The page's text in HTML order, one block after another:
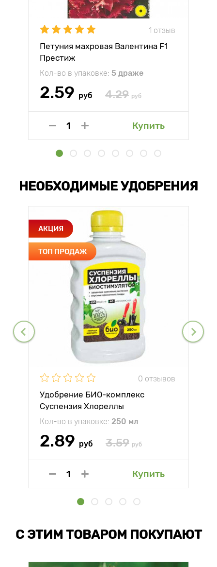
1 отзыв
Петуния махровая Валентина F1
Престиж
Кол-во в упаковке: 5 драже
2.59 руб 4.29 руб
Купить
НЕОБХОДИМЫЕ УДОБРЕНИЯ
АКЦИЯ
ТОП ПРОДАЖ
0 отзывов
Удобрение БИО-комплекс
Суспензия Хлореллы
Кол-во в упаковке: 250 мл
2.89 руб 3.59 руб
Купить
С ЭТИМ ТОВАРОМ ПОКУПАЮТ